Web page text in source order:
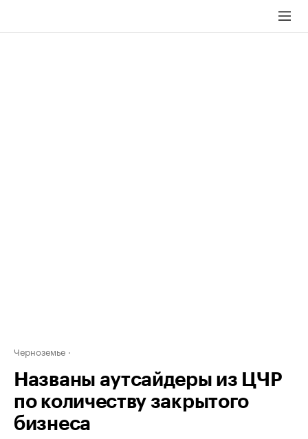
Черноземье
Названы аутсайдеры из ЦЧР
по количеству закрытого
бизнеса